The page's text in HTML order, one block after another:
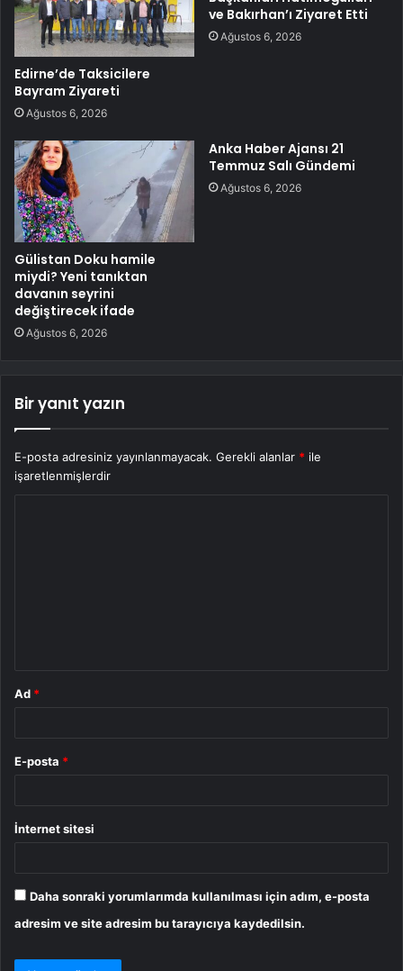
Edirne’de Taksicilere
Bayram Ziyareti
Ağustos 6, 2026
ve Bakırhan’ı Ziyaret Etti
Ağustos 6, 2026
Gülistan Doku hamile
miydi? Yeni tanıktan
davanın seyrini
değiştirecek ifade
Ağustos 6, 2026
Anka Haber Ajansı 21
Temmuz Salı Gündemi
Ağustos 6, 2026
Bir yanıt yazın
E-posta adresiniz yayınlanmayacak. Gerekli alanlar * ile
işaretlenmişlerdir
Ad *
E-posta *
İnternet sitesi
Daha sonraki yorumlarımda kullanılması için adım, e-posta
adresim ve site adresim bu tarayıcıya kaydedilsin.